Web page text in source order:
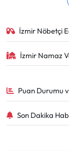
İzmir Nöbetçi
İzmir Namaz
Puan Durumu
Son Dakika